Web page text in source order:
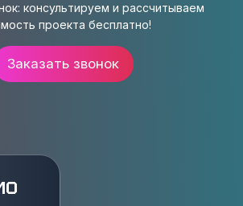
консультируем и рассчитываем
проекта бесплатно!
Заказать звонок